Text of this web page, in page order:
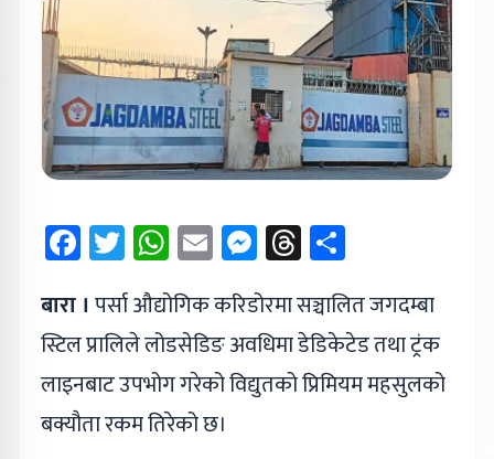
Facebook
Twitter
WhatsApp
EmailMessenger
Threads
बारा । पर्सा औद्योगिक करिडोरमा सञ्चालित जगदम्बा
स्टिल प्रालिले लोडसेडिङ अवधिमा डेडिकेटेड तथा ट्रंक
लाइनबाट उपभोग गरेको विद्युतको प्रिमियम महसुलको
बक्यौता रकम तिरेको छ।